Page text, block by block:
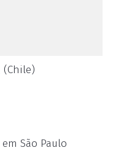
São Paulo